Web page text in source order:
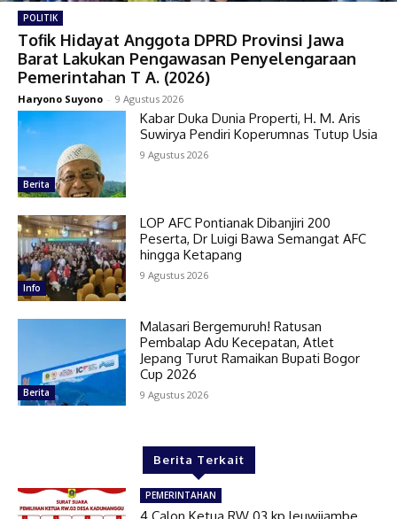
POLITIK
Tofik Hidayat Anggota DPRD Provinsi Jawa
Barat Lakukan Pengawasan Penyelengaraan
Pemerintahan T A. (2026)
Haryono Suyono - 9 Agustus 2026
Berita
Kabar Duka Dunia Properti, H. M. Aris
Suwirya Pendiri Koperumnas Tutup Usia
9 Agustus 2026
Info
LOP AFC Pontianak Dibanjiri 200
Peserta, Dr Luigi Bawa Semangat AFC
hingga Ketapang
9 Agustus 2026
Berita
Malasari Bergemuruh! Ratusan
Pembalap Adu Kecepatan, Atlet
Jepang Turut Ramaikan Bupati Bogor
Cup 2026
9 Agustus 2026
Berita Terkait
PEMERINTAHAN